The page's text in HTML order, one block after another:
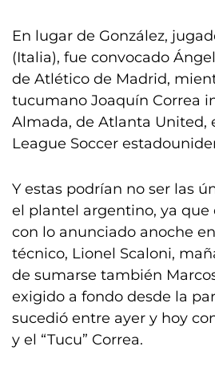
En lugar de González,
(Italia), fue convocado
de Atlético de Madrid,
tucumano Joaquín Correa
Almada, de Atlanta United,
League Soccer
Y estas podrían no ser las
el plantel argentino, ya que
con lo anunciado anoche
técnico, Lionel Scaloni,
de sumarse también
exigido a fondo desde la
sucedió entre ayer y hoy
y el “Tucu” Correa.